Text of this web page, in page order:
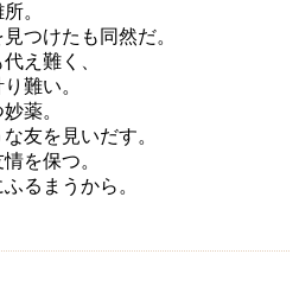
。
つけたも同然だ。
え難く、
難い。
薬。
友を見いだす。
を保つ。
るまうから。